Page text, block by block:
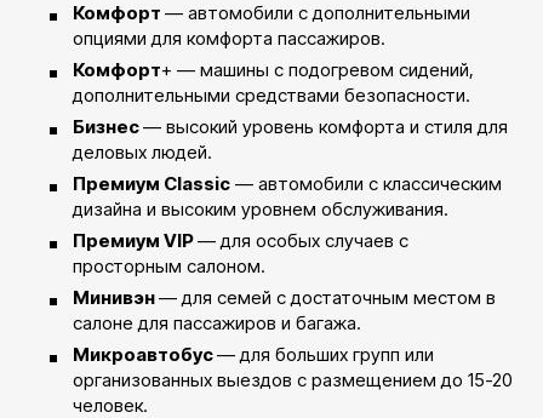
Комфорт — автомобили с дополнительными
опциями для комфорта пассажиров.
Комфорт+ — машины с подогревом сидений,
дополнительными средствами безопасности.
Бизнес— высокий уровень комфорта и стиля для
деловых людей.
Премиум Classic — автомобили с классическим
дизайна и высоким уровнем обслуживания.
Премиум VIP— для особых случаев с
просторным салоном.
Минивэн— для семей с достаточным местом в
салоне для пассажиров и багажа.
Микроавтобус— для больших групп или
организованных выездов с размещением до 15-20
человек.